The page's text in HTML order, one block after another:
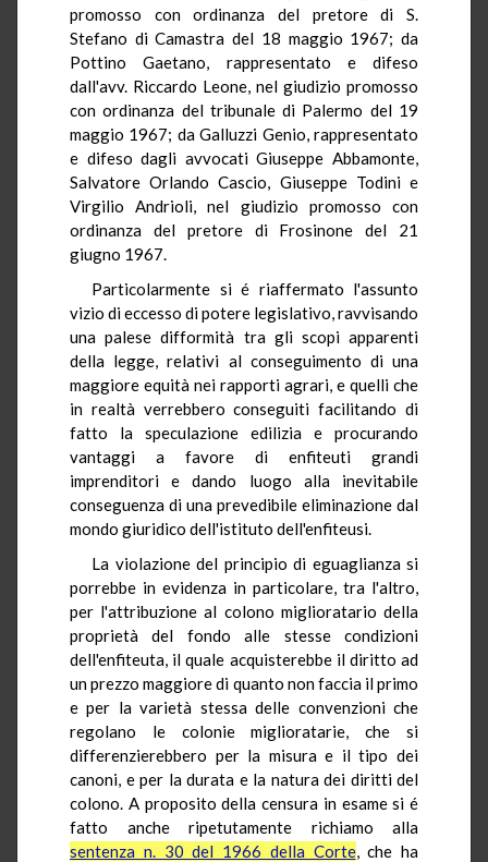
promosso con ordinanza del pretore di S.
Stefano di Camastra del 18 maggio 1967; da
Pottino Gaetano, rappresentato e difeso
dall'avv. Riccardo Leone, nel giudizio promosso
con ordinanza del tribunale di Palermo del 19
maggio 1967; da Galluzzi Genio, rappresentato
e difeso dagli avvocati Giuseppe Abbamonte,
Salvatore Orlando Cascio, Giuseppe Todini e
Virgilio Andrioli, nel giudizio promosso con
ordinanza del pretore di Frosinone del 21
giugno 1967.
Particolarmente si é riaffermato l'assunto
vizio di eccesso di potere legislativo, ravvisando
una palese difformità tra gli scopi apparenti
della legge, relativi al conseguimento di una
maggiore equità nei rapporti agrari, e quelli che
in realtà verrebbero conseguiti facilitando di
fatto la speculazione edilizia e procurando
vantaggi a favore di enfiteuti grandi
imprenditori e dando luogo alla inevitabile
conseguenza di una prevedibile eliminazione dal
mondo giuridico dell'istituto dell'enfiteusi.
La violazione del principio di eguaglianza si
porrebbe in evidenza in particolare, tra l'altro,
per l'attribuzione al colono miglioratario della
proprietà del fondo alle stesse condizioni
dell'enfiteuta, il quale acquisterebbe il diritto ad
un prezzo maggiore di quanto non faccia il primo
e per la varietà stessa delle convenzioni che
regolano le colonie miglioratarie, che si
differenzierebbero per la misura e il tipo dei
canoni, e per la durata e la natura dei diritti del
colono. A proposito della censura in esame si é
fatto anche ripetutamente richiamo alla
sentenza n. 30 del 1966 della Corte, che ha